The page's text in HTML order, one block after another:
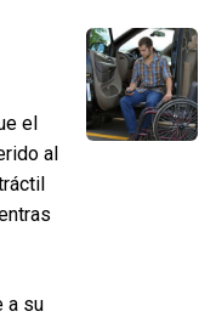
el
al
a su